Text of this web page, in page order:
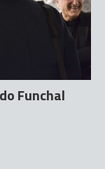
Funchal